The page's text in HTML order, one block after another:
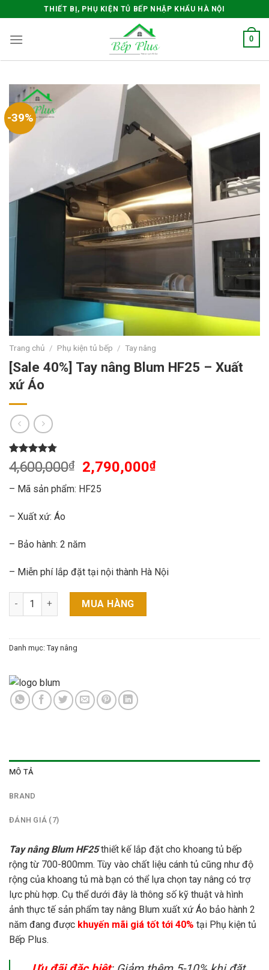
to
content
THIẾT BỊ, PHỤ KIỆN TỦ BẾP NHẬP KHẨU HÀ NỘI
0
-39%
Trang chủ / Phụ kiện tủ bếp / Tay nâng
[Sale 40%] Tay nâng Blum HF25 – Xuất
xứ Áo
4.75trên 5
dựa trên
4
4,600,000₫ 2,790,000₫
– Mã sản phẩm: HF25
– Xuất xứ: Áo
– Bảo hành: 2 năm
– Miễn phí lắp đặt tại nội thành Hà Nội
[Sale 40%] Tay nâng Blum HF25 - Xuất xứ Áo số lượng
MUA HÀNG
Danh mục: Tay nâng
MÔ TẢ
BRAND
ĐÁNH GIÁ (7)
Tay nâng Blum HF25thiết kế lắp đặt cho khoang tủ bếp
rộng từ 700-800mm. Tùy vào chất liệu cánh tủ cũng như độ
rộng của khoang tủ mà bạn có thể lựa chọn tay nâng có trợ
lực phù hợp. Cụ thể dưới đây là thông số kỹ thuật và hình
ảnh thực tế sản phẩm tay nâng Blum xuất xứ Áo bảo hành 2
năm đang được khuyến mãi giá tốt tới 40% tại Phụ kiện tủ
Bếp Plus.